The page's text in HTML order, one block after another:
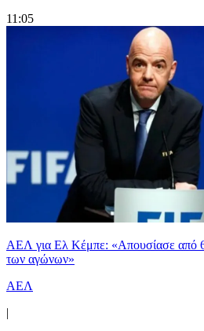
11:05
ΑΕΛ για Ελ Κέμπε: «Απουσίασε από
των αγώνων»
ΑΕΛ
|